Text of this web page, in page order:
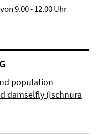
9.00 - 12.00 Uhr
population
damselfly (Ischnura